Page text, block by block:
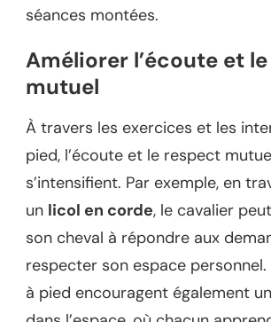
séances montées.
Améliorer l’écoute et
mutuel
À travers les exercices et les
pied, l’écoute et le respect
s’intensifient. Par exemple, en
un licol en corde, le cavalier
son cheval à répondre aux
respecter son espace personnel.
à pied encouragent également